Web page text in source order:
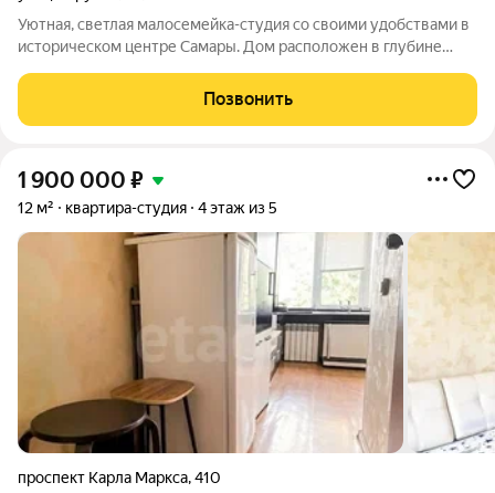
Уютная, светлая малосемейка-студия со своими удобствами в
историческом центре Самары. Дом расположен в глубине
ремонт, новая входная дверь, пластиковое окно, ламинат, в
сузле кварцвинил, натяжной
Позвонить
1 900 000 ₽
12 м² квартира-студия 4 этаж из 5
проспект Карла Маркса,410